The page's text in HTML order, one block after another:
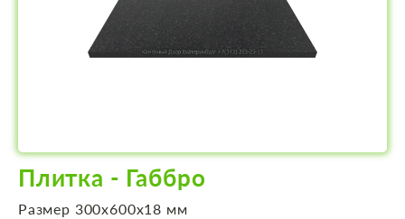
Плитка - Габбро
Размер 300х600х18 мм